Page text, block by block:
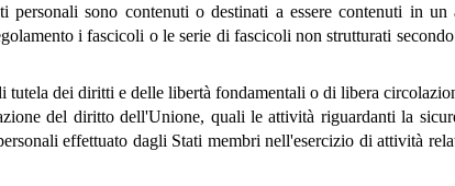
personali sono contenuti o destinati a essere contenuti in
i fascicoli o le serie di fascicoli non strutturati
tutela dei diritti e delle libertà fondamentali o di libera
del diritto dell'Unione, quali le attività riguardanti la
effettuato dagli Stati membri nell'esercizio di attività